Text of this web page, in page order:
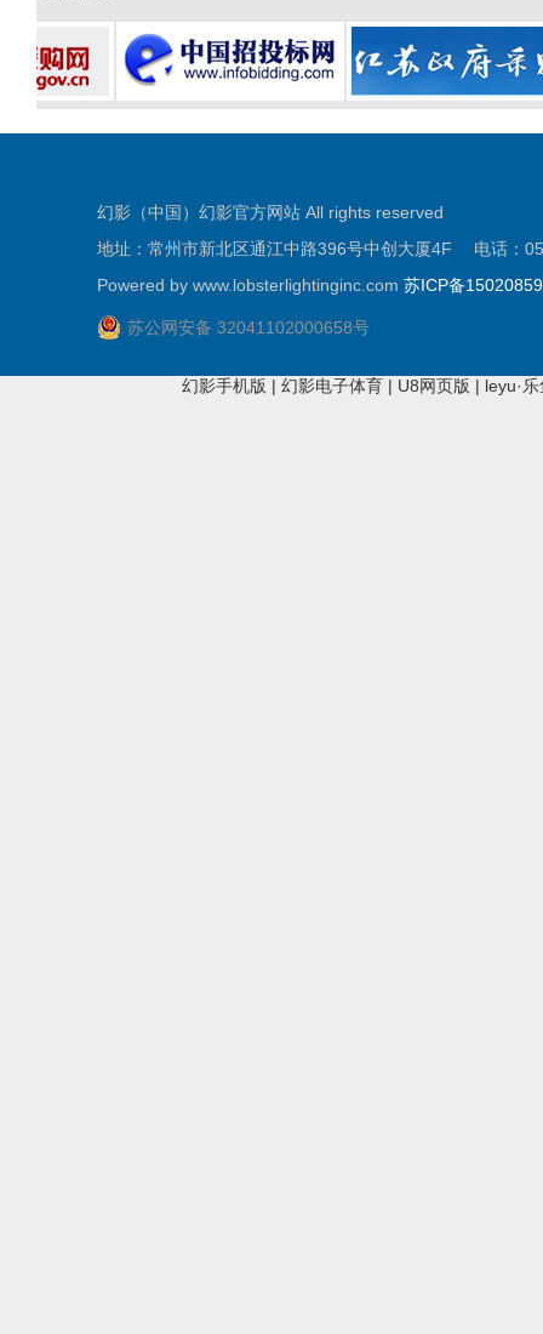
幻影（中国）幻影官方网站 All rights reserved
地址：常州市新北区通江中路396号中创大厦4F 电话：
Powered by www.lobsterlightinginc.com 苏ICP备
苏公网安备 32041102000658号
幻影手机版 | 幻影电子体育| U8网页版 | leyu·